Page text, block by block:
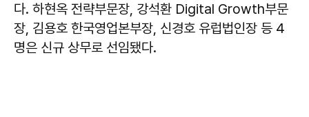
다. 하현옥 전략부문장, 강석환 Digital Growth부문
장, 김용호 한국영업본부장, 신경호 유럽법인장 등 4
명은 신규 상무로 선임됐다.